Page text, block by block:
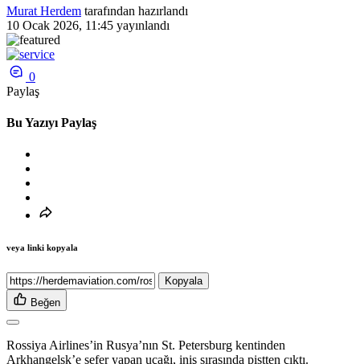
Murat Herdem tarafından hazırlandı
10 Ocak 2026, 11:45 yayınlandı
0
Paylaş
Bu Yazıyı Paylaş
veya linki kopyala
Kopyala
Beğen
Rossiya Airlines’in Rusya’nın St. Petersburg kentinden
Arkhangelsk’e sefer yapan uçağı, iniş sırasında pistten çıktı.